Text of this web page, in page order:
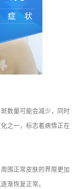
数量可能会减少，同时
之一，标志着病情正在
围正常皮肤的界限更加
渐恢复正常。